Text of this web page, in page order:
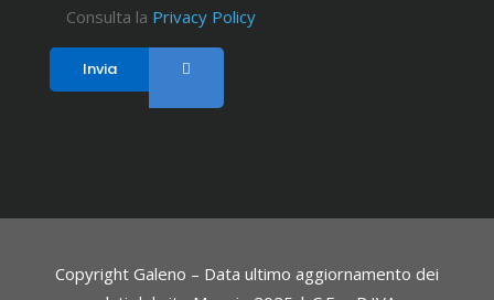
Consulta la Privacy Policy
Copyright Galeno – Data ultimo aggiornamento dei